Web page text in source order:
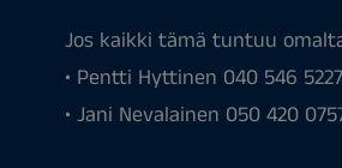
Jos kaikki tämä tuntuu
• Pentti Hyttinen 040 546
• Jani Nevalainen 050 420